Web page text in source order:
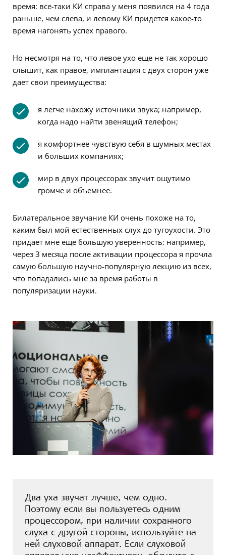
время: все-таки КИ справа у меня появился на 4 года
раньше, чем слева, и левому КИ придется какое-то
время нагонять успех правого.
Но несмотря на то, что левое ухо еще не так хорошо
слышит, как правое, имплантация с двух сторон уже
дает свои преимущества:
я легче нахожу источники звука; например,
когда надо найти звенящий телефон;
я комфортнее чувствую себя в шумных местах
и больших компаниях;
мир в двух процессорах звучит ощутимо
громче и объемнее.
Билатеральное звучание КИ очень похоже на то,
каким был мой естественных слух до тугоухости. Это
придает мне еще большую уверенность: например,
через 3 месяца после активации процессора я прочла
самую большую научно-популярную лекцию из всех,
что попадались мне за время работы в
популяризации науки.
Два уха звучат лучше, чем одно.
Поэтому если вы пользуетесь одним
процессором, при наличии сохранного
слуха с другой стороны, используйте на
ней слуховой аппарат. Если слуховой